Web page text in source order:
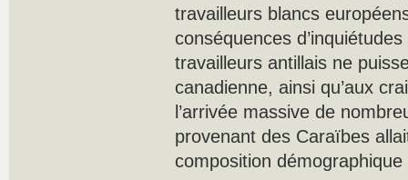
travailleurs blancs
conséquences
travailleurs antillais ne
canadienne, ainsi qu’aux
l’arrivée massive de
provenant des Caraïbes
composition